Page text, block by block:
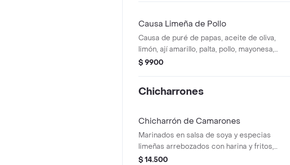
Causa Limeña de Pollo
Causa de puré de papas, aceite de oliva,
limón, ají amarillo, palta, pollo, mayonesa,
salsa a la huancaína
$ 9900
Chicharrones
Chicharrón de Camarones
Marinados en salsa de soya y especias
limeñas arrebozados con harina y fritos,
acompañados con papas doradas, zarza
$ 14.500